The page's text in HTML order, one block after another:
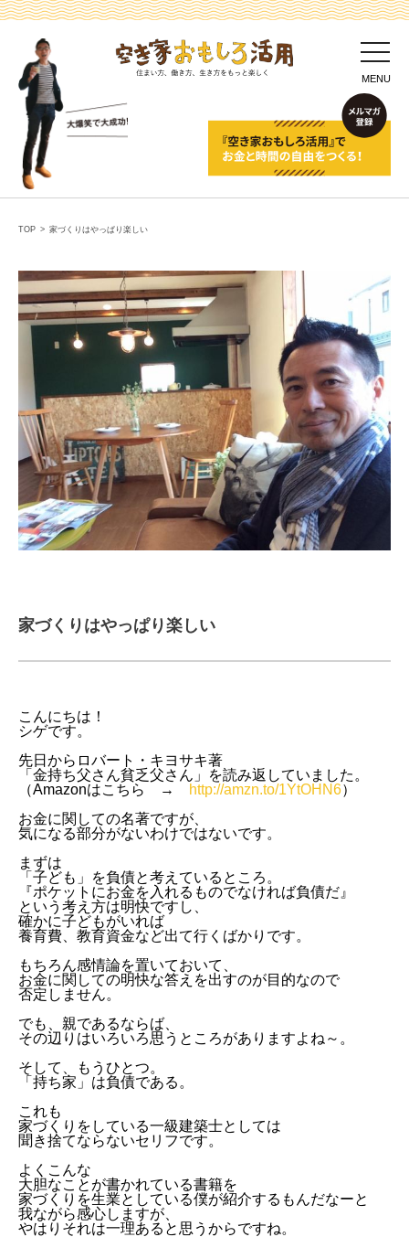
MENU
TOP > 家づくりはやっぱり楽しい
家づくりはやっぱり楽しい
こんにちは！
シゲです。
先日からロバート・キヨサキ著
「金持ち父さん貧乏父さん」を読み返していました。
（Amazonはこちら →
http://amzn.to/1YtOHN6）
お金に関しての名著ですが、
気になる部分がないわけではないです。
まずは
「子ども」を負債と考えているところ。
『ポケットにお金を入れるものでなければ負債だ』
という考え方は明快ですし、
確かに子どもがいれば
養育費、教育資金など出て行くばかりです。
もちろん感情論を置いておいて、
お金に関しての明快な答えを出すのが目的なので
否定しません。
でも、親であるならば、
その辺りはいろいろ思うところがありますよね～。
そして、もうひとつ。
「持ち家」は負債である。
これも
家づくりをしている一級建築士としては
聞き捨てならないセリフです。
よくこんな
大胆なことが書かれている書籍を
家づくりを生業としている僕が紹介するもんだなーと
我ながら感心しますが、
やはりそれは一理あると思うからですね。